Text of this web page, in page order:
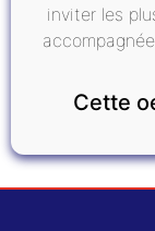
inviter les
Cette